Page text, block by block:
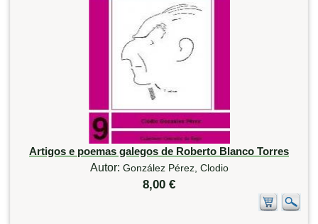
Artigos e poemas galegos de Roberto Blanco Torres
Autor: González Pérez, Clodio
8,00 €